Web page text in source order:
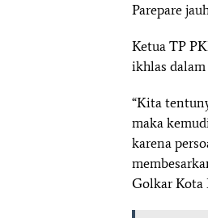
Parepare
Ketua TP
ikhlas dalam
“Kita
maka
karena
Golkar Kota